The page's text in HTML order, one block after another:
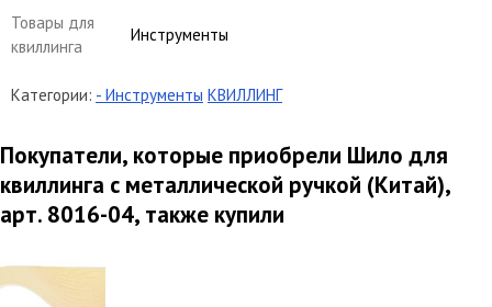
Товары для
квиллинга
Инструменты
Категории: - Инструменты КВИЛЛИНГ
Покупатели, которые приобрели Шило для
квиллинга с металлической ручкой (Китай),
арт. 8016-04, также купили